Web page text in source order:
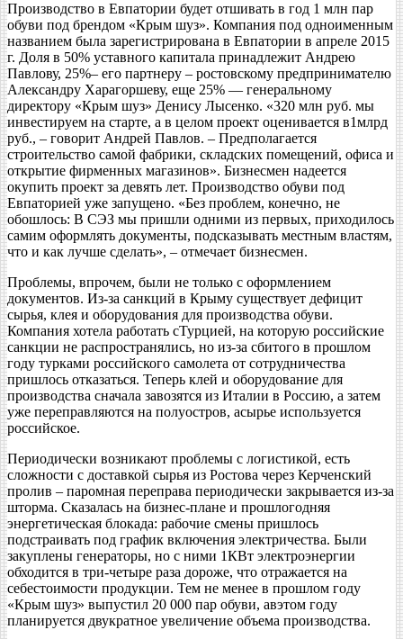
Производство в Евпатории будет отшивать в год 1 млн пар
обуви под брендом «Крым шуз». Компания под одноименным
названием была зарегистрирована в Евпатории в апреле 2015
г. Доля в 50% уставного капитала принадлежит Андрею
Павлову, 25%– его партнеру – ростовскому предпринимателю
Александру Харагоршеву, еще 25% — генеральному
директору «Крым шуз» Денису Лысенко. «320 млн руб. мы
инвестируем на старте, а в целом проект оценивается в1млрд
руб., – говорит Андрей Павлов. – Предполагается
строительство самой фабрики, складских помещений, офиса и
открытие фирменных магазинов». Бизнесмен надеется
окупить проект за девять лет. Производство обуви под
Евпаторией уже запущено. «Без проблем, конечно, не
обошлось: В СЭЗ мы пришли одними из первых, приходилось
самим оформлять документы, подсказывать местным властям,
что и как лучше сделать», – отмечает бизнесмен.
Проблемы, впрочем, были не только с оформлением
документов. Из-за санкций в Крыму существует дефицит
сырья, клея и оборудования для производства обуви.
Компания хотела работать сТурцией, на которую российские
санкции не распространялись, но из-за сбитого в прошлом
году турками российского самолета от сотрудничества
пришлось отказаться. Теперь клей и оборудование для
производства сначала завозятся из Италии в Россию, а затем
уже переправляются на полуостров, асырье используется
российское.
Периодически возникают проблемы с логистикой, есть
сложности с доставкой сырья из Ростова через Керченский
пролив – паромная переправа периодически закрывается из-за
шторма. Сказалась на бизнес-плане и прошлогодняя
энергетическая блокада: рабочие смены пришлось
подстраивать под график включения электричества. Были
закуплены генераторы, но с ними 1КВт электроэнергии
обходится в три-четыре раза дороже, что отражается на
себестоимости продукции. Тем не менее в прошлом году
«Крым шуз» выпустил 20 000 пар обуви, авэтом году
планируется двукратное увеличение объема производства.